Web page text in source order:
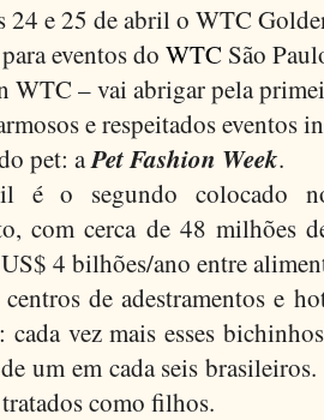
24 e 25 de abril o WTC
eventos do WTC São
WTC – vai abrigar pela
e respeitados eventos
pet: aPet Fashion Week.
é o segundo colocado
com cerca de 48 milhões
4 bilhões/ano entre
centros de adestramentos e
cada vez mais esses
um em cada seis
como filhos.